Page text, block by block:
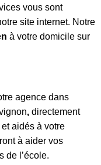
vous sont
site internet. Notre
à votre domicile sur
agence dans
, directement
aidés à votre
à aider vos
de l’école.